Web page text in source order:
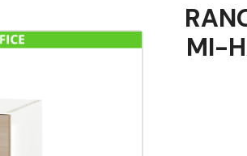
MI-